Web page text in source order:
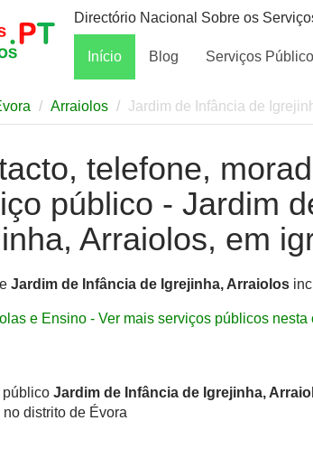
Directório Nacional Sobre os
Início Blog Serviços
Arraiolos Jardim de Infância de
telefone,
público - Jardim
Arraiolos, em
Jardim de Infância de Igrejinha, Arraiolos
e Ensino - Ver mais serviços públicos nesta
público Jardim de Infância de Igrejinha,
distrito de Évora